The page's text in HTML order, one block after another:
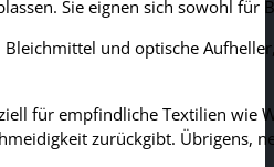
Sie eignen sich sowohl für
und optische
für empfindliche Textilien wie
zurückgibt. Übrigens,